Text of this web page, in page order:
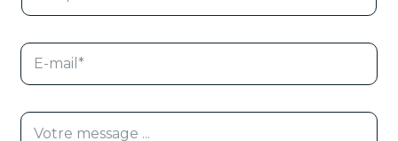
l
p
h
n
*
E
m
lM